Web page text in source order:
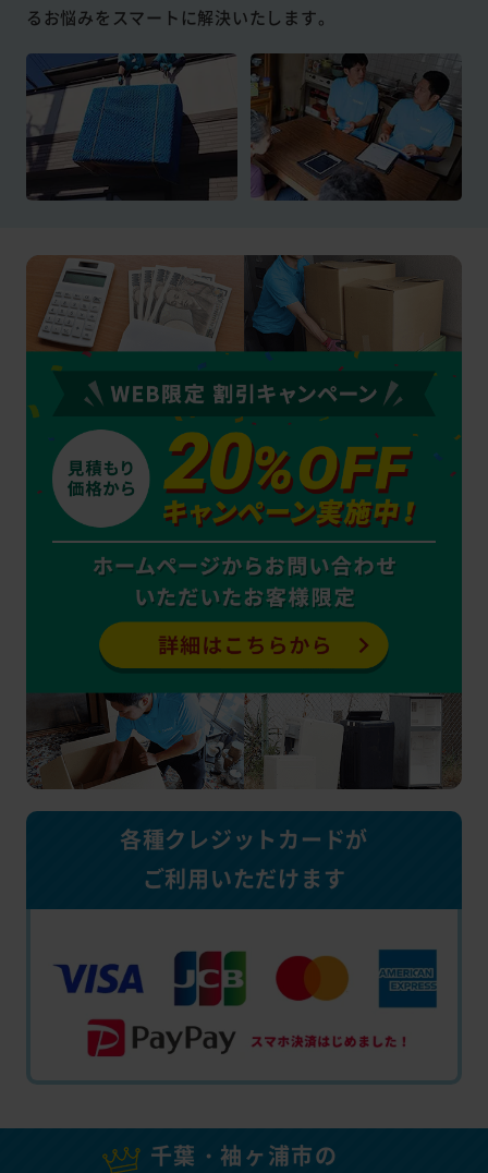
るお悩みをスマートに解決いたします。
各種クレジットカードが
ご利用いただけます
千葉・袖ヶ浦市の